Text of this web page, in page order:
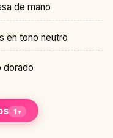
de mano
en tono neutro
dorado
1▾